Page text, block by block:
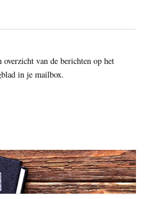
overzicht van de berichten op het
in je mailbox.